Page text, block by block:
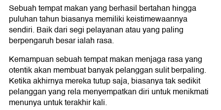
Sebuah tempat makan yang berhasil bertahan hingga
puluhan tahun biasanya memiliki keistimewaannya
sendiri. Baik dari segi pelayanan atau yang paling
berpengaruh besar ialah rasa.
Kemampuan sebuah tempat makan menjaga rasa yang
otentik akan membuat banyak pelanggan sulit berpaling.
Ketika akhirnya mereka tutup saja, biasanya tak sedikit
pelanggan yang rela menyempatkan diri untuk menikmati
menunya untuk terakhir kali.